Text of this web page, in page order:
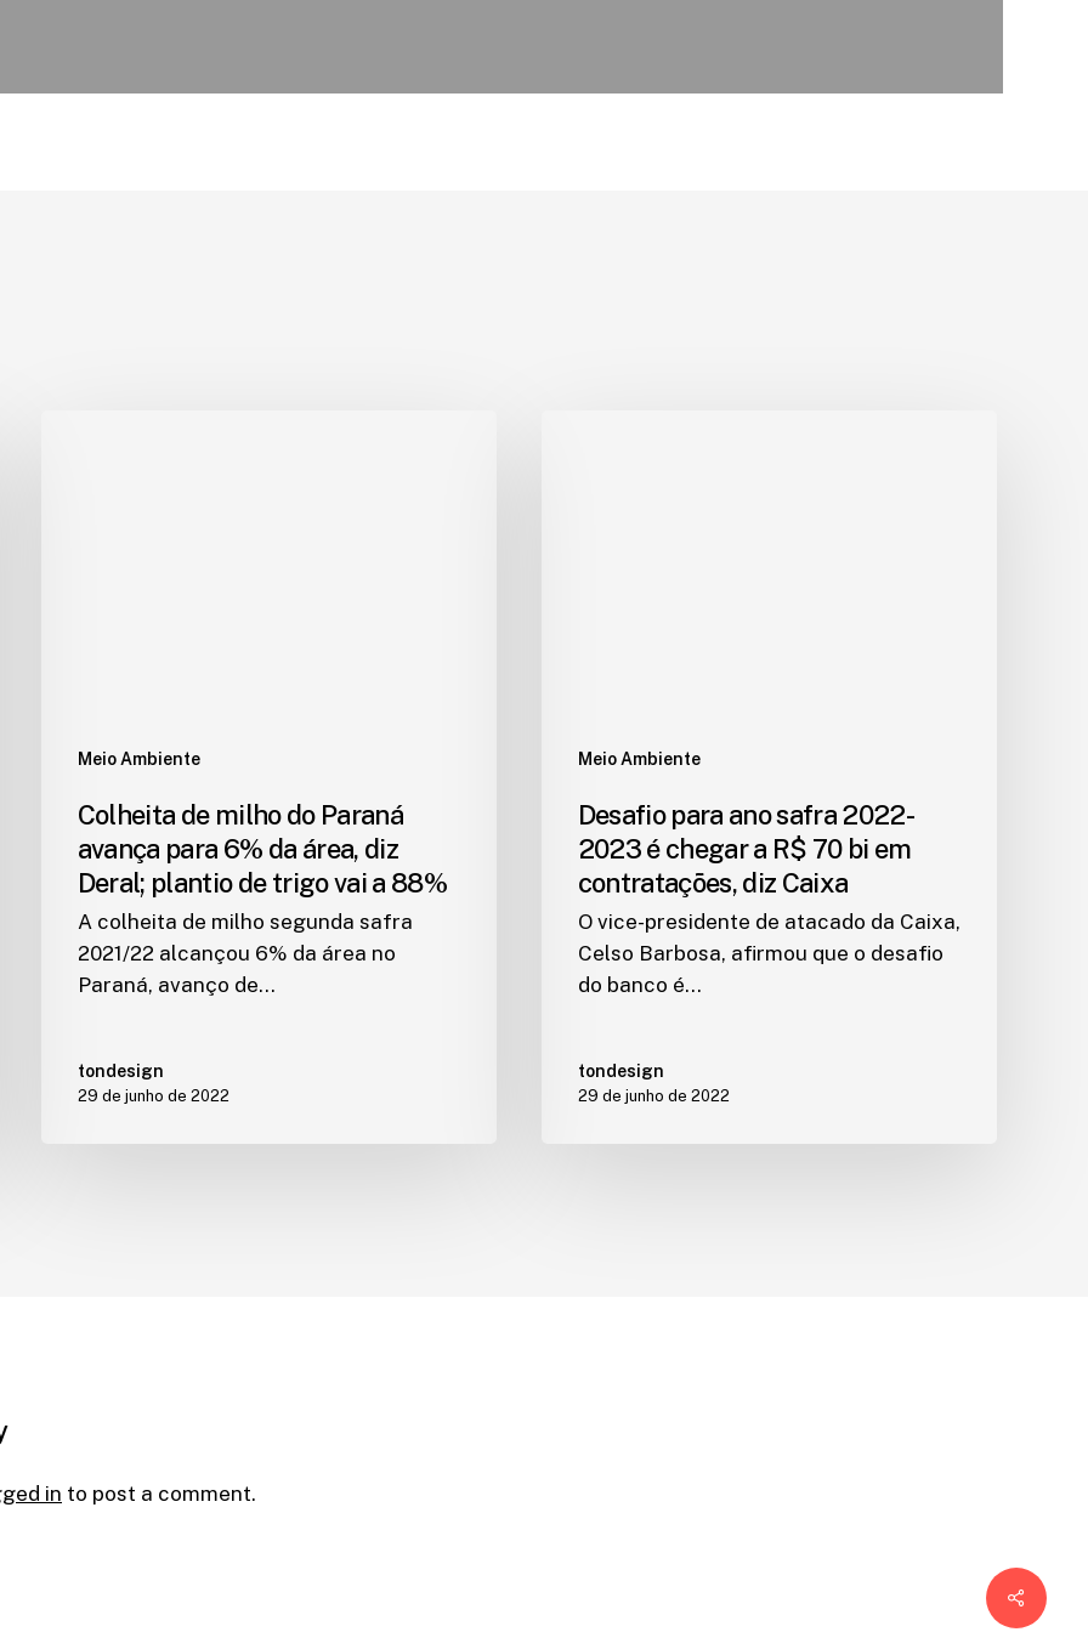
Meio Ambiente
Colheita de milho do Paraná
avança para 6% da área, diz
Deral; plantio de trigo vai a 88%
A colheita de milho segunda safra
2021/22 alcançou 6% da área no
Paraná, avanço de…
tondesign
29 de junho de 2022
Meio Ambiente
Desafio para ano safra 2022-
2023 é chegar a R$ 70 bi em
contratações, diz Caixa
O vice-presidente de atacado da Caixa,
Celso Barbosa, afirmou que o desafio
do banco é…
tondesign
29 de junho de 2022
in to post a comment.